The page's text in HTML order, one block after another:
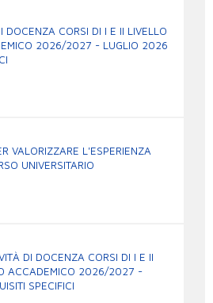
DOCENZA CORSI DI I E II LIVELLO
2026/2027 - LUGLIO 2026
VALORIZZARE L'ESPERIENZA
UNIVERSITARIO
DI DOCENZA CORSI DI I E II
ACCADEMICO 2026/2027 -
SPECIFICI